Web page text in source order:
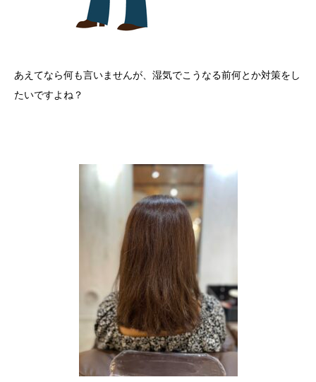
あえてなら何も言いませんが、湿気でこうなる前何とか対策をし
たいですよね？